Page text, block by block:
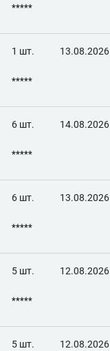
*****
1 шт. 13.08.2026
*****
6 шт. 14.08.2026
*****
6 шт. 13.08.2026
*****
5 шт. 12.08.2026
*****
5 шт. 12.08.2026